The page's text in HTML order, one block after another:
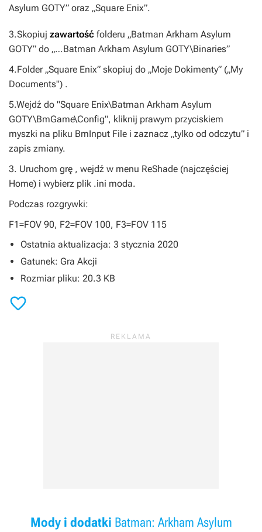
Asylum GOTY” oraz „Square Enix”.
3.Skopiuj zawartość folderu „Batman Arkham Asylum
GOTY” do „…Batman Arkham Asylum GOTY\Binaries”
4.Folder „Square Enix” skopiuj do „Moje Dokimenty” („My
Documents") .
5.Wejdź do "Square Enix\Batman Arkham Asylum
GOTY\BmGame\Config”, kliknij prawym przyciskiem
myszki na pliku BmInput File i zaznacz „tylko od odczytu” i
zapis zmiany.
3. Uruchom grę , wejdź w menu ReShade (najczęściej
Home) i wybierz plik .ini moda.
Podczas rozgrywki:
F1=FOV 90, F2=FOV 100, F3=FOV 115
Ostatnia aktualizacja: 3 stycznia 2020
Gatunek: Gra Akcji
Rozmiar pliku: 20.3 KB

Mody i dodatki Batman: Arkham Asylum